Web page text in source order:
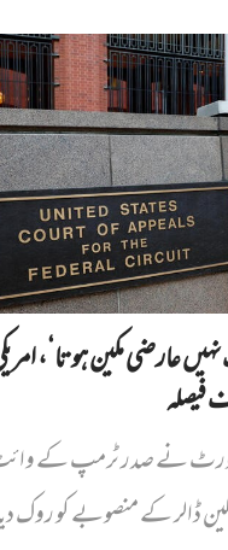
عارضی مکین ہوتا‘،
کورٹ نے صدر ٹرمپ کے